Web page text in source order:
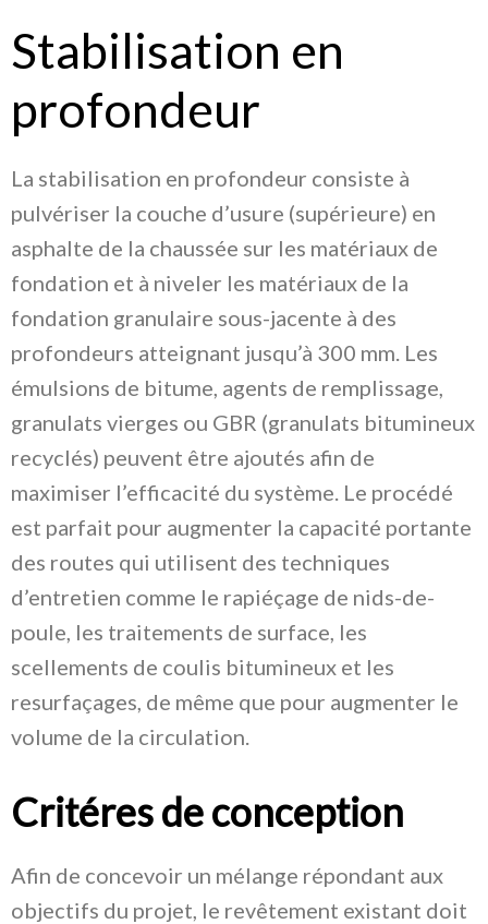
Stabilisation en
profondeur
La stabilisation en profondeur consiste à
pulvériser la couche d’usure (supérieure) en
asphalte de la chaussée sur les matériaux de
fondation et à niveler les matériaux de la
fondation granulaire sous-jacente à des
profondeurs atteignant jusqu’à 300 mm. Les
émulsions de bitume, agents de remplissage,
granulats vierges ou GBR (granulats bitumineux
recyclés) peuvent être ajoutés afin de
maximiser l’efficacité du système. Le procédé
est parfait pour augmenter la capacité portante
des routes qui utilisent des techniques
d’entretien comme le rapiéçage de nids-de-
poule, les traitements de surface, les
scellements de coulis bitumineux et les
resurfaçages, de même que pour augmenter le
volume de la circulation.
Critéres de conception
Afin de concevoir un mélange répondant aux
objectifs du projet, le revêtement existant doit